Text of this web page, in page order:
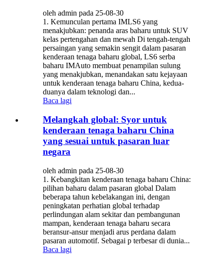
oleh admin pada 25-08-30
1. Kemunculan pertama IMLS6 yang
menakjubkan: penanda aras baharu untuk SUV
kelas pertengahan dan mewah Di tengah-tengah
persaingan yang semakin sengit dalam pasaran
kenderaan tenaga baharu global, LS6 serba
baharu IMAuto membuat penampilan sulung
yang menakjubkan, menandakan satu kejayaan
untuk kenderaan tenaga baharu China, kedua-
duanya dalam teknologi dan...
Baca lagi
Melangkah global: Syor untuk
kenderaan tenaga baharu China
yang sesuai untuk pasaran luar
negara
oleh admin pada 25-08-30
1. Kebangkitan kenderaan tenaga baharu China:
pilihan baharu dalam pasaran global Dalam
beberapa tahun kebelakangan ini, dengan
peningkatan perhatian global terhadap
perlindungan alam sekitar dan pembangunan
mampan, kenderaan tenaga baharu secara
beransur-ansur menjadi arus perdana dalam
pasaran automotif. Sebagai p terbesar di dunia...
Baca lagi